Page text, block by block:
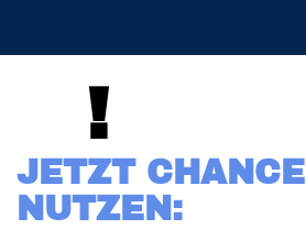
!
JETZT CHANCE
NUTZEN: